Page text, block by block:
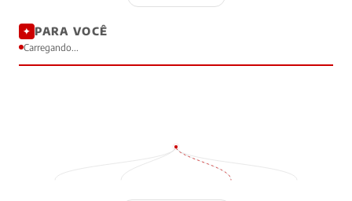
✦ PARA VOCÊ
Carregando...